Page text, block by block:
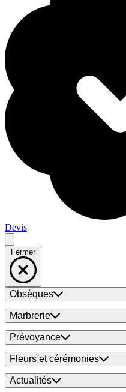
Devis
Fermer
Obsèques
Marbrerie
Prévoyance
Fleurs et cérémonies
Actualités